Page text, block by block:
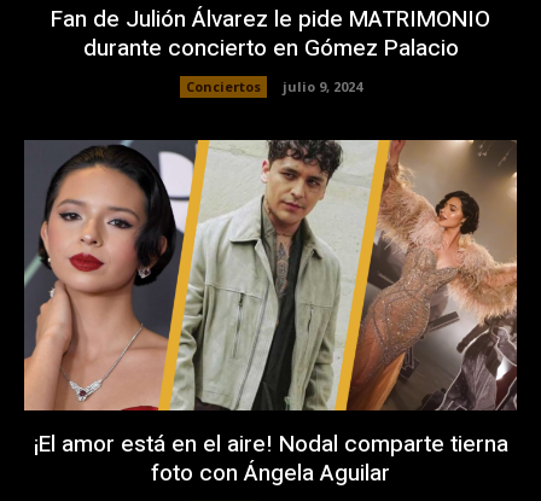
Fan de Julión Álvarez le pide MATRIMONIO
durante concierto en Gómez Palacio
Conciertos julio 9, 2024
¡El amor está en el aire! Nodal comparte tierna
foto con Ángela Aguilar